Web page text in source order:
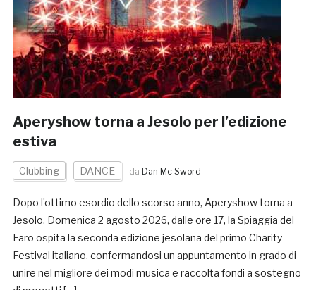
Aperyshow torna a Jesolo per l’edizione
estiva
Clubbing DANCE da Dan Mc Sword
Dopo l’ottimo esordio dello scorso anno, Aperyshow torna a
Jesolo. Domenica 2 agosto 2026, dalle ore 17, la Spiaggia del
Faro ospita la seconda edizione jesolana del primo Charity
Festival italiano, confermandosi un appuntamento in grado di
unire nel migliore dei modi musica e raccolta fondi a sostegno